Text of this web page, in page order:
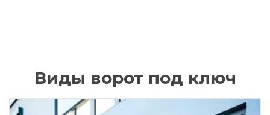
Виды ворот под ключ